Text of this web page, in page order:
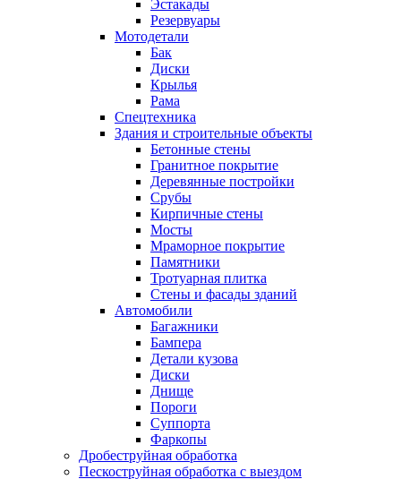
Эстакады
Резервуары
Мотодетали
Бак
Диски
Крылья
Рама
Спецтехника
Здания и строительные объекты
Бетонные стены
Гранитное покрытие
Деревянные постройки
Срубы
Кирпичные стены
Мосты
Мраморное покрытие
Памятники
Тротуарная плитка
Стены и фасады зданий
Автомобили
Багажники
Бампера
Детали кузова
Диски
Днище
Пороги
Суппорта
Фаркопы
Дробеструйная обработка
Пескоструйная обработка с выездом